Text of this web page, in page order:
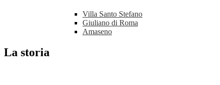
Villa Santo Stefano
Giuliano di Roma
Amaseno
La storia